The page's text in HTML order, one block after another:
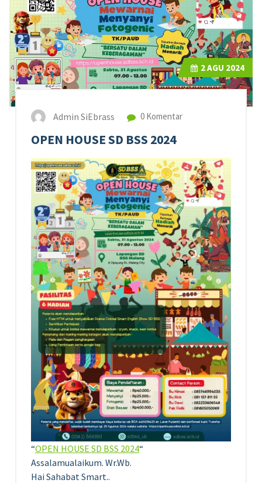
2AGU 2024
Admin SiEbrass 0 Komentar
OPEN HOUSE SD BSS 2024
“OPEN HOUSE SD BSS 2024“
Assalamualaikum. Wr.Wb.
Hai Sahabat Smart..